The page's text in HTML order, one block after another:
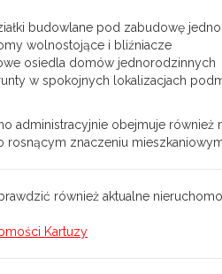
budowlane pod zabudowę
wolnostojące i bliźniacze
osiedla domów jednorodzinnych
w spokojnych lokalizacjach
administracyjnie obejmuje również
rosnącym znaczeniu
również aktualne
Kartuzy